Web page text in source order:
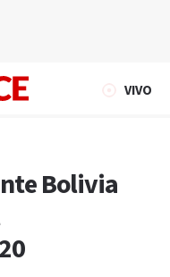
VIVO
Bolivia